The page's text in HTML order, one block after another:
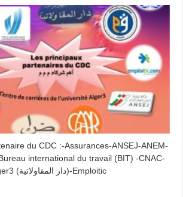
du CDC :-Assurances-ANSEJ-ANEM-
international du travail (BIT) -CNAC-
Entrepreneuriat Alger3 (دار المقاولاتية)-Emploitic